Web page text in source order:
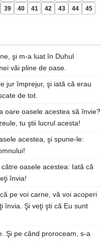
39 40 41 42 43 44
45
şi m-a luat în Duhul
văi pline de oase.
jur împrejur, şi iată că erau
de tot.
oare oasele acestea să învie?
tu ştii lucrul acesta!
acestea, şi spune-le:
oasele acestea: Iată că
învia!
pe voi carne, vă voi acoperi
învia. Şi veţi şti că Eu sunt
Şi pe când proroceam, s-a